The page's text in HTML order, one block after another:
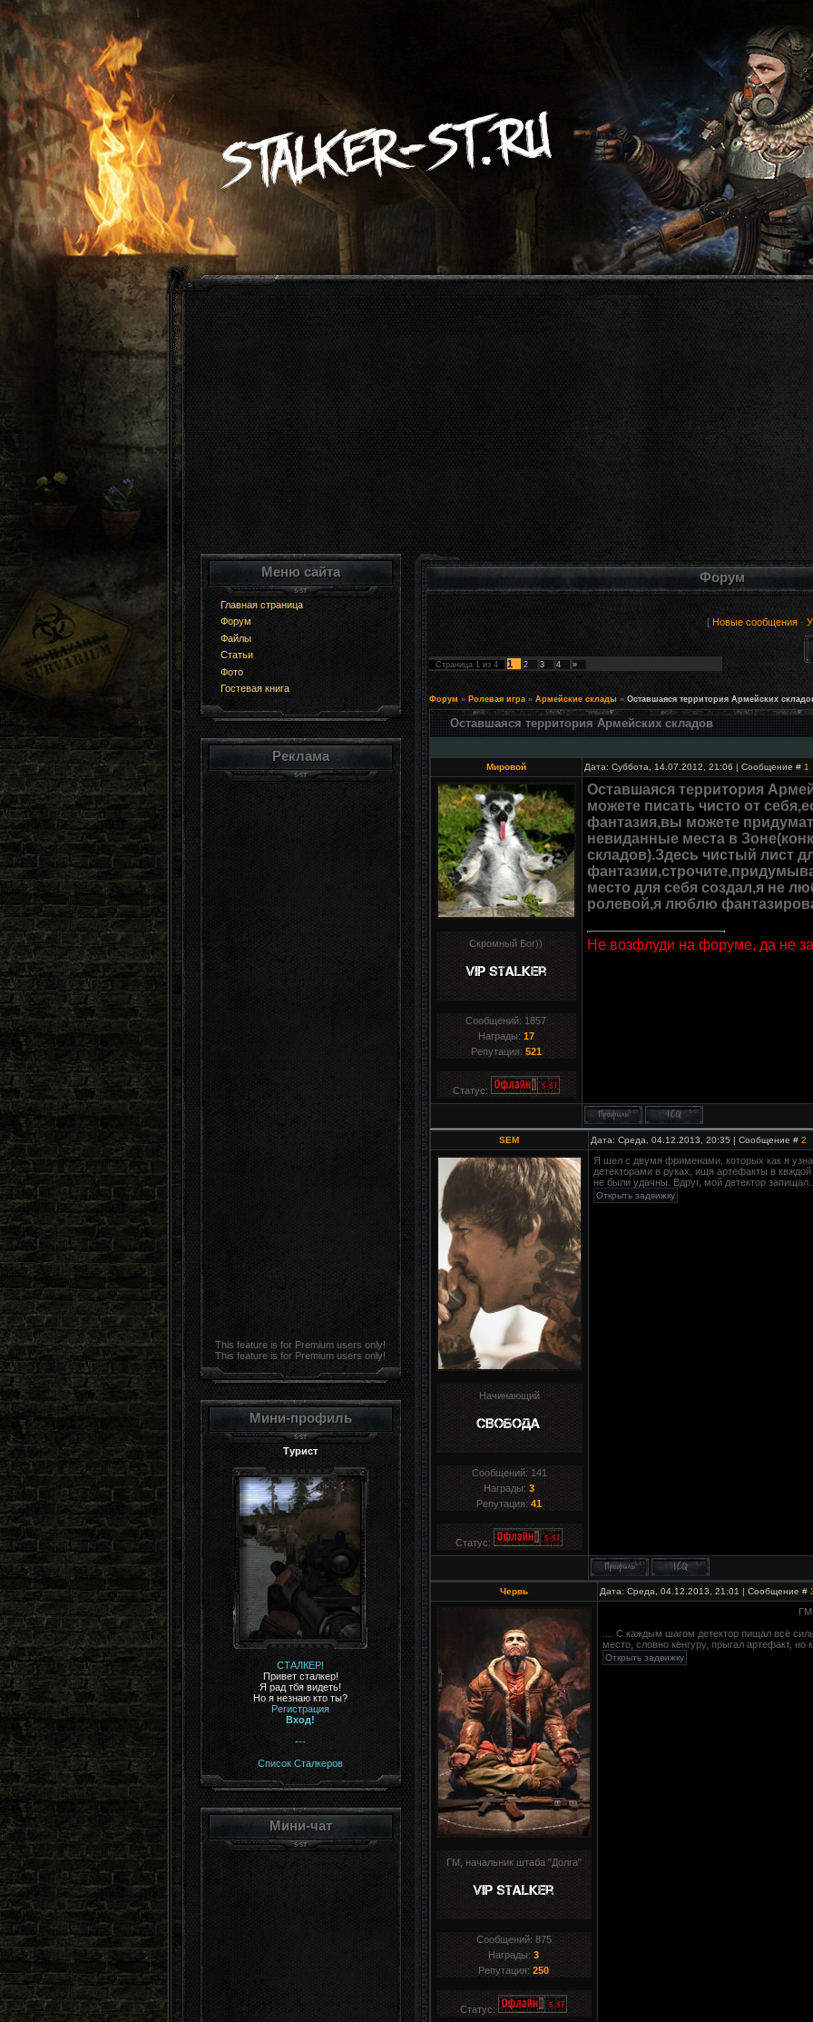
Меню сайта
Главная страница
Форум
Файлы
Статьи
Фото
Гостевая книга
Реклама
This feature is for Premium users only!
This feature is for Premium users only!
Мини-профиль
Турист
СТАЛКЕР!
Привет сталкер!
Я рад тбя видеть!
Но я незнаю кто ты?
Регистрация
Вход!
---
Список Сталкеров
Мини-чат
Форум
[ Новые сообщения·
Страница 1из 4 1 2 3 4 »
Форум » Ролевая игра » Армейские склады » Оставшаяся территория Армейских
Оставшаяся территория Армейских складов
Мировой Дата: Суббота, 14.07.2012, 21:06 | Сообщение # 1
Скромный Бог))
Сообщений: 1857
Награды: 17
Репутация: 521
Статус:
Оставшаяся территория
можете писать чисто от
фантазия,вы можете
невиданные места в
складов).Здесь чистый лист
место для себя создал,я не
ролевой,я люблю
Не возфлуди на форуме, да не
SEM Дата: Среда, 04.12.2013, 20:35 | Сообщение # 2
Начинающий
Сообщений: 141
Награды: 3
Репутация: 41
Статус:
Я шел с двумя фрименами, которых как я
детекторами в руках, ищя артефакты в
не были удачны. Вдруг, мой детектор
Червь Дата: Среда, 04.12.2013, 21:01 | Сообщение #
ГМ, начальник штаба "Долга"
Сообщений: 875
Награды: 3
Репутация: 250
Статус:
ГМ
.... С каждым шагом детектор пищал всё
место, словно кенгуру, прыгал артефакт, но